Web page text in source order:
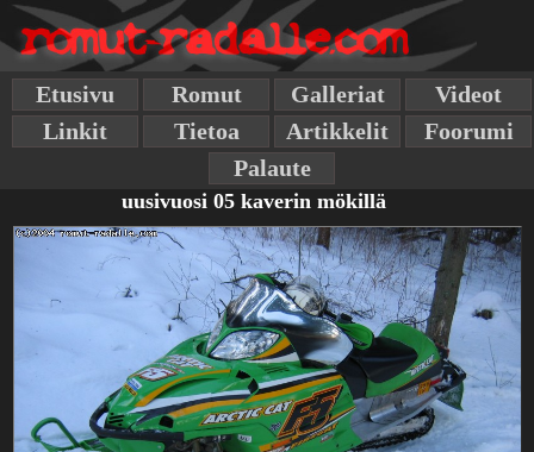
Etusivu Romut Galleriat
Videot
Linkit
Tietoa Artikkelit
Foorumi
Palaute
uusivuosi 05 kaverin mökillä